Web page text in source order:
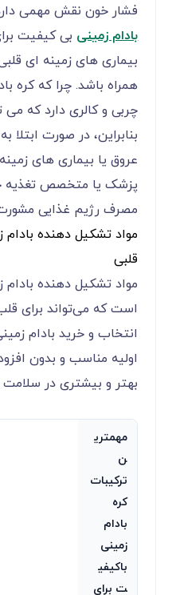
فشار خون نقش مهمی
بادام زمینی بی کیفیت
بیماری های زمینه ای
همراه باشد. چرا که کره
چربی و کالری دارد که می
بنابراین، در صورت ابتلا
عروق یا بیماری های
پزشک یا متخصص تغذیه
مصرف رژیم غذایی
مواد تشکیل دهنده بادام
قلبی
مواد تشکیل دهنده بادام
است که می‌تواند برای
انتخاب و خرید بادام
اولیه مناسب و بدون
بهتر و بیشتری در
مهمتری
ن
ترکیبات
کره
بادام
زمینی
باکیفی
ت برای